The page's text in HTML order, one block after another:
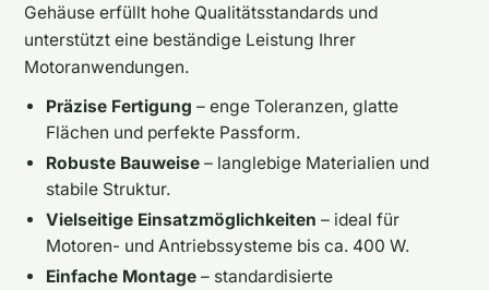
Gehäuse erfüllt hohe Qualitätsstandards und
unterstützt eine beständige Leistung Ihrer
Motoranwendungen.
Präzise Fertigung – enge Toleranzen, glatte
Flächen und perfekte Passform.
Robuste Bauweise – langlebige Materialien und
stabile Struktur.
Vielseitige Einsatzmöglichkeiten – ideal für
Motoren- und Antriebssysteme bis ca. 400 W.
Einfache Montage – standardisierte